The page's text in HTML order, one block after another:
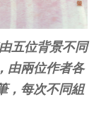
五位背景不同
由兩位作者各
，每次不同組